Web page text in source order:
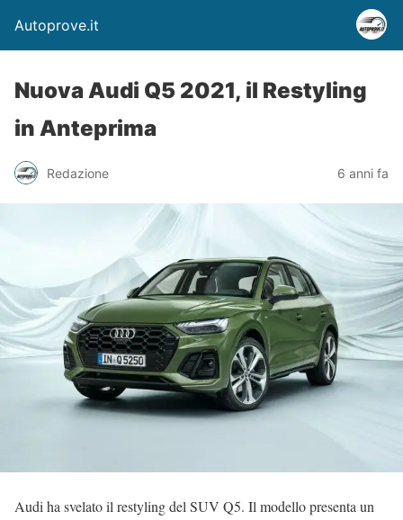
Autoprove.it
Nuova Audi Q5 2021, il Restyling
in Anteprima
Redazione 6 anni fa
Audi ha svelato il restyling del SUV Q5. Il modello presenta un